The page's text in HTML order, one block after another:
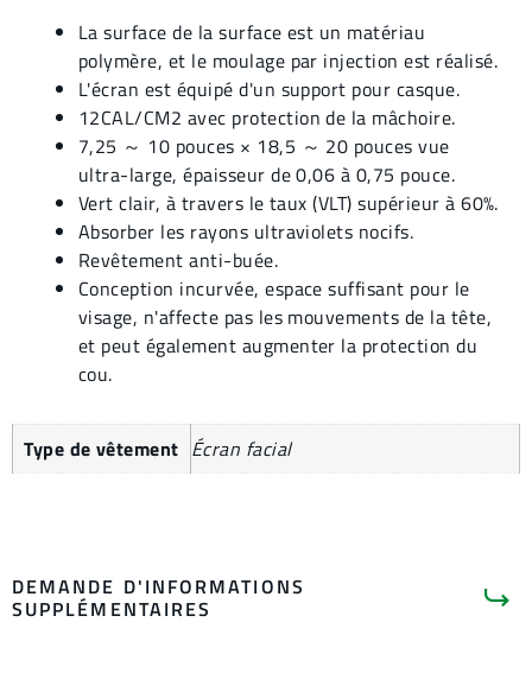
La surface de la surface est un matériau
polymère, et le moulage par injection est réalisé.
L'écran est équipé d'un support pour casque.
12CAL/CM2 avec protection de la mâchoire.
7,25 ～ 10 pouces × 18,5 ～ 20 pouces vue
ultra-large, épaisseur de 0,06 à 0,75 pouce.
Vert clair, à travers le taux (VLT) supérieur à 60%.
Absorber les rayons ultraviolets nocifs.
Revêtement anti-buée.
Conception incurvée, espace suffisant pour le
visage, n'affecte pas les mouvements de la tête,
et peut également augmenter la protection du
cou.
Type de vêtement Écran facial
DEMANDE D'INFORMATIONS
SUPPLÉMENTAIRES